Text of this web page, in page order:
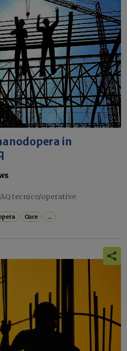
in
tecnico/operative
Cnce ...